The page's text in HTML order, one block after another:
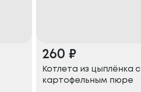
260 ₽
Котлета из цыплёнка с
картофельным пюре